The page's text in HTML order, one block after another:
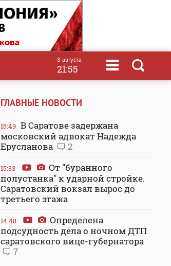
8 августа
21:55
ГЛАВНЫЕ НОВОСТИ
15:49 В Саратове задержана
московский адвокат Надежда
Ерусланова
2
15:33
От "буранного
полустанка" к ударной стройке.
Саратовский вокзал вырос до
третьего этажа
14:48
Определена
подсудность дела о ночном ДТП
саратовского вице-губернатора
7